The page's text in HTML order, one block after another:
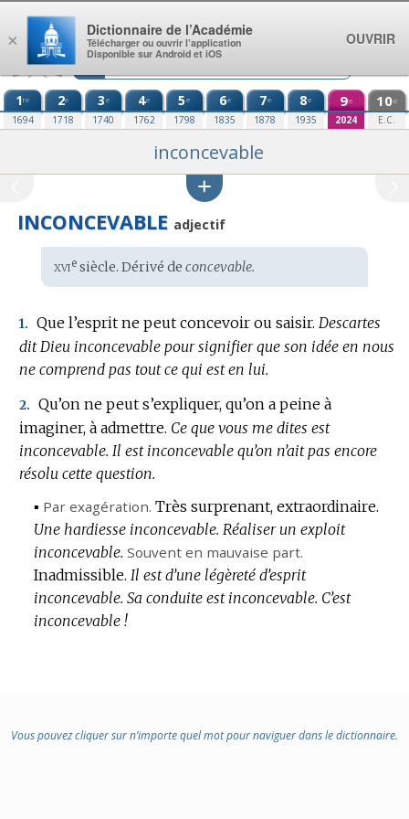
Aller au contenu
1re
1694
2e
1718
3e
1740
4e
1762
5e
1798
6e
1835
7e
1878
8e
1935
9e
2024
10e
E.C.
inconcevable
INCONCEVABLE adjectif
Étymologie
:
xviesiècle. Dérivé de concevable.
1. Que l’esprit ne peut concevoir ou saisir. Descartes
dit Dieu inconcevable pour signifier que son idée en nous
ne comprend pas tout ce qui est en lui.
2. Qu’on ne peut s’expliquer, qu’on a peine à
imaginer, à admettre. Ce que vous me dites est
inconcevable. Il est inconcevable qu’on n’ait pas encore
résolu cette question.
▪ Par exagération. Très surprenant, extraordinaire.
Une hardiesse inconcevable. Réaliser un exploit
inconcevable. Souvent en mauvaise part.
Inadmissible. Il est d’une légèreté d’esprit
inconcevable. Sa conduite est inconcevable. C’est
inconcevable !
Vous pouvez cliquer sur n’importe quel mot pour naviguer dans le dictionnaire.
×
Dictionnaire de l’Académie
Télécharger ou ouvrir l’application
Disponible sur Android et iOS
OUVRIR